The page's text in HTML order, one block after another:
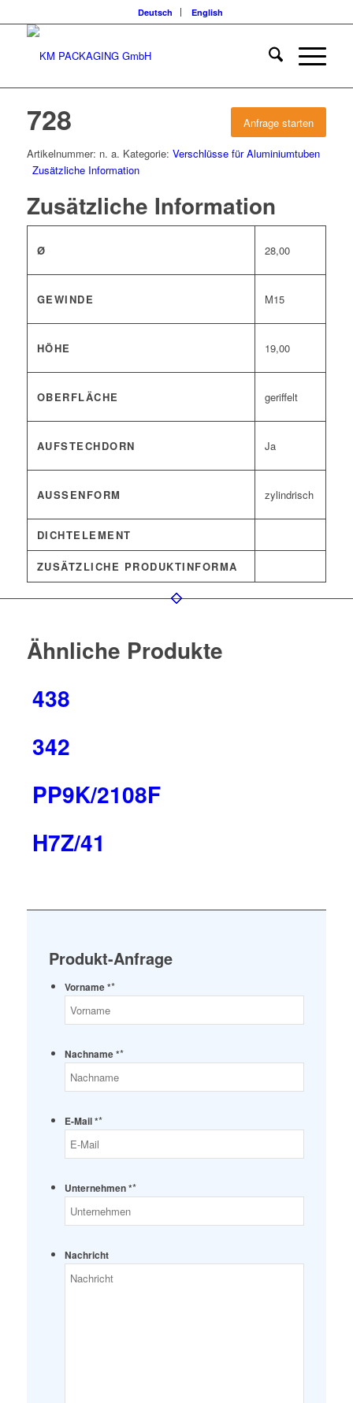
Deutsch English
Anfrage starten
728
Artikelnummer: n. a. Kategorie: Verschlüsse für Aluminiumtuben
Zusätzliche Information
Zusätzliche Information
Ø 28,00
GEWINDE M15
HÖHE 19,00
OBERFLÄCHE geriffelt
AUFSTECHDORN Ja
AUSSENFORM zylindrisch
DICHTELEMENT
ZUSÄTZLICHE PRODUKTINFORMA
Ähnliche Produkte
438
342
PP9K/2108F
H7Z/41
Produkt-Anfrage
Vorname **
Nachname **
E-Mail **
Unternehmen **
Nachricht